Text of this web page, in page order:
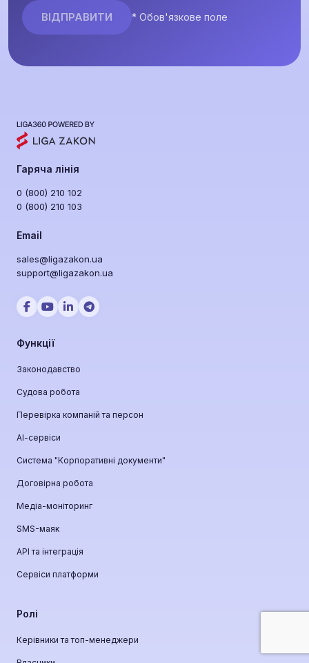
* Обов'язкове поле
Гаряча лінія
0 (800) 210 102
0 (800) 210 103
Email
sales@ligazakon.ua
support@ligazakon.ua
Функції
Законодавство
Судова робота
Перевірка компаній та персон
АІ-сервіси
Система "Корпоративні документи"
Договірна робота
Медіа-моніторинг
SMS-маяк
API та інтеграція
Сервіси платформи
Ролі
Керівники та топ-менеджери